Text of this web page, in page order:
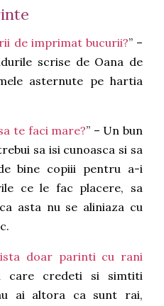
de imprimat bucurii?” –
scrise de Oana de
asternute pe hartia
te faci mare?” – Un bun
sa isi cunoasca si sa
bine copiii pentru a-i
ce le fac placere, sa
asta nu se aliniaza cu
doar parinti cu rani
care credeti si simtiti
ai altora ca sunt rai,